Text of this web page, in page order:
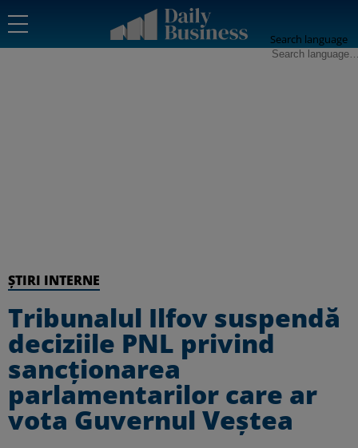
Search language
ȘTIRI INTERNE
Tribunalul Ilfov suspendă
deciziile PNL privind
sancționarea
parlamentarilor care ar
vota Guvernul Veștea